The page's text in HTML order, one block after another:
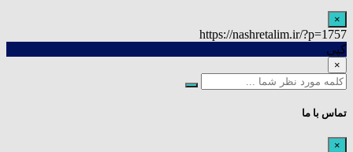
×
https://nashretalim.ir/?p=1757
کپی
×
تماس با ما
×